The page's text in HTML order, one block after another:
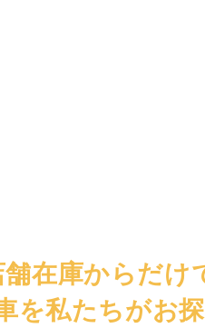
在庫からだけ
を私たちがお